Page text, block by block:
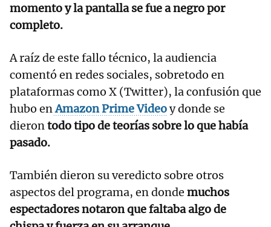
momento y la pantalla se fue a negro por
completo.
A raíz de este fallo técnico, la audiencia
comentó en redes sociales, sobretodo en
plataformas como X (Twitter), la confusión que
hubo enAmazon Prime Videoy donde se
dierontodo tipo de teorías sobre lo que había
pasado.
También dieron su veredicto sobre otros
aspectos del programa, en donde muchos
espectadores notaron que faltaba algo de